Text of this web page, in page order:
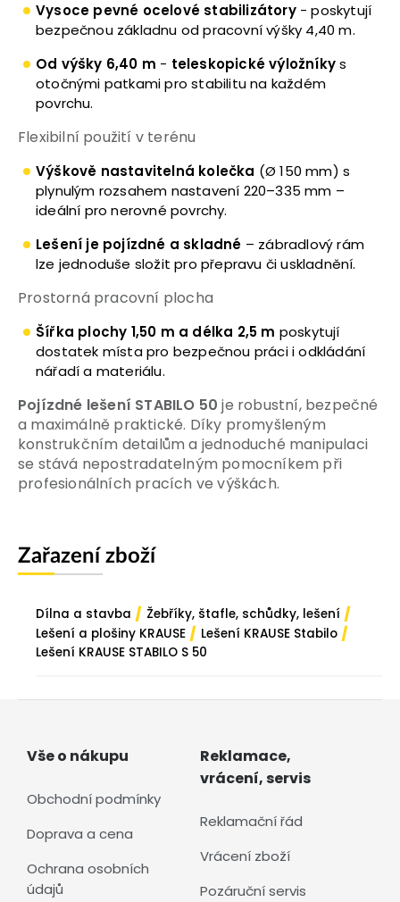
Vysoce pevné ocelové stabilizátory- poskytují
bezpečnou základnu od pracovní výšky 4,40 m.
Od výšky 6,40 m - teleskopické výložníkys
otočnými patkami pro stabilitu na každém
povrchu.
Flexibilní použití v terénu
Výškově nastavitelná kolečka (Ø 150 mm) s
plynulým rozsahem nastavení 220–335 mm –
ideální pro nerovné povrchy.
Lešení je pojízdné a skladné – zábradlový rám
lze jednoduše složit pro přepravu či uskladnění.
Prostorná pracovní plocha
Šířka plochy 1,50 m a délka 2,5 m poskytují
dostatek místa pro bezpečnou práci i odkládání
nářadí a materiálu.
Pojízdné lešení STABILO 50 je robustní, bezpečné
a maximálně praktické. Díky promyšleným
konstrukčním detailům a jednoduché manipulaci
se stává nepostradatelným pomocníkem při
profesionálních pracích ve výškách.
Zařazení zboží
Dílna a stavba / Žebříky, štafle, schůdky, lešení /
Lešení a plošiny KRAUSE / Lešení KRAUSE Stabilo /
Lešení KRAUSE STABILO S 50
Vše o nákupu
Obchodní podmínky
Doprava a cena
Ochrana osobních
údajů
Reklamace,
vrácení, servis
Reklamační řád
Vrácení zboží
Pozáruční servis